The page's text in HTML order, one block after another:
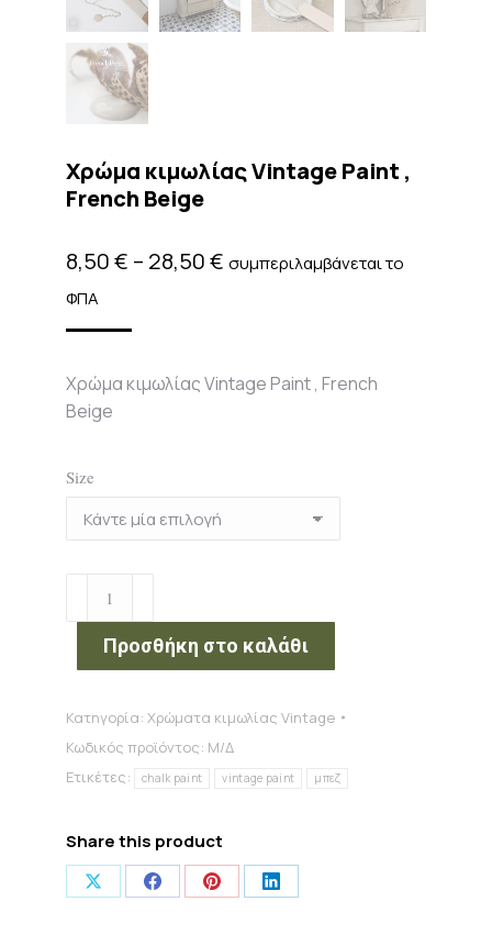
Χρώμα κιμωλίας Vintage Paint ,
French Beige
8,50€ – 28,50€Price
28,50 €
συμπεριλαμβάνεται το
ΦΠΑ
Χρώμα κιμωλίας Vintage Paint , French
Beige
Size
Vintage
Paint
French
Beige
ποσότητα
Προσθήκη στο καλάθι
Κατηγορία: Χρώματα κιμωλίας Vintage
Κωδικός προϊόντος: Μ/Δ
Ετικέτες:
chalk paint vintage paint μπεζ
Share this product
Share Share Share Share